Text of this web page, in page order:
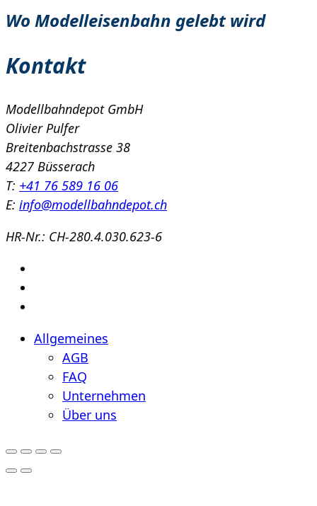
Wo Modelleisenbahn gelebt wird
Kontakt
Modellbahndepot GmbH
Olivier Pulfer
Breitenbachstrasse 38
4227 Büsserach
T: +41 76 589 16 06
E: info@modellbahndepot.ch
HR-Nr.: CH-280.4.030.623-6
Allgemeines
AGB
FAQ
Unternehmen
Über uns